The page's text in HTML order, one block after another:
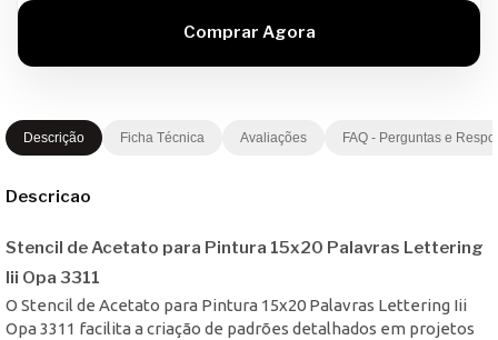
Descrição Ficha Técnica Avaliações FAQ - Perguntas e
Descricao
Stencil de Acetato para Pintura 15x20 Palavras Lettering
Iii Opa 3311
O Stencil de Acetato para Pintura 15x20 Palavras Lettering Iii
Opa 3311 facilita a criação de padrões detalhados em projetos